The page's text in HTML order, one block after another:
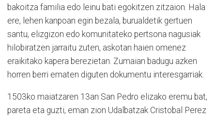
bakoitza familia edo leinu bati egokitzen zitzaion. Hala
ere, lehen kanpoan egin bezala, burualdetik gertuen
santu, elizgizon edo komunitateko pertsona nagusiak
hilobiratzen jarraitu zuten, askotan haien omenez
eraikitako kapera berezietan. Zumaian badugu azken
horren berri ematen diguten dokumentu interesgarriak.
1503ko maiatzaren 13an San Pedro elizako eremu bat,
pareta eta guzti, eman zion Udalbatzak Cristobal Perez